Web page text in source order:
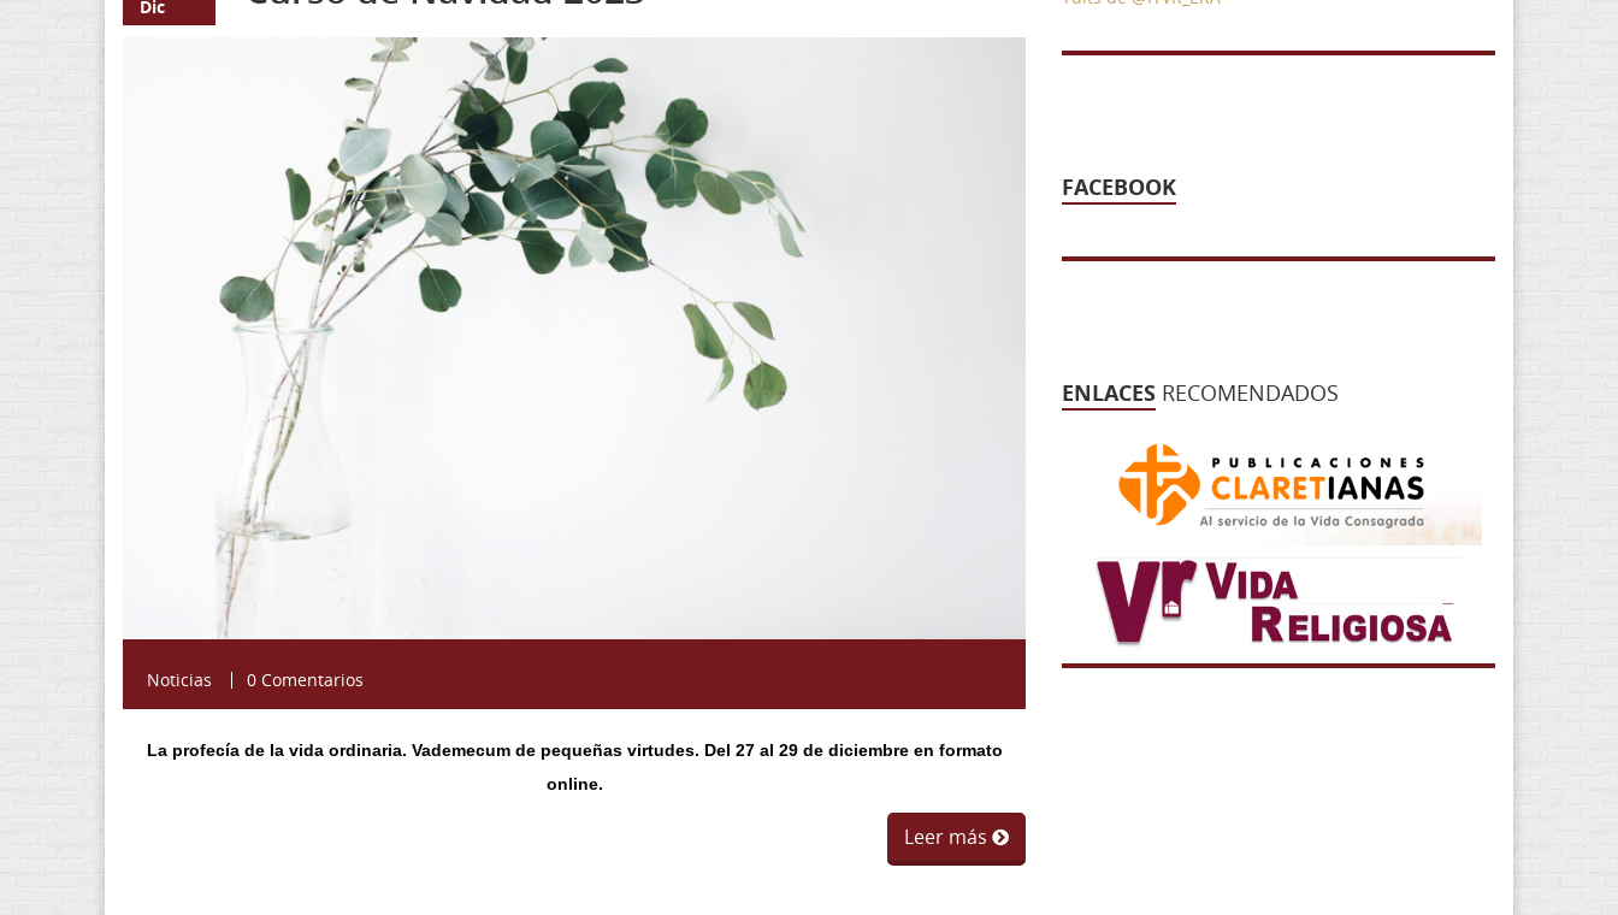
Dic
004f241b-039d-4185-b62b-fb94afa1af82.jpg
Noticias 0 Comentarios
La profecía de la vida ordinaria. Vademecum de pequeñas virtudes. Del 27 al 29 de diciembre en formato
online.
Leer más
FACEBOOK
ENLACES RECOMENDADOS